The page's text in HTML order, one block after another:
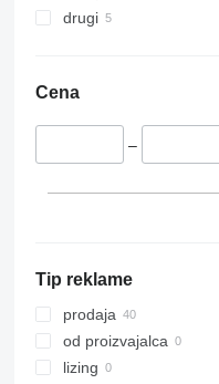
6320
5713
Danska
Romunija
drugi
Cena
–
Tip reklame
prodaja
od proizvajalca
lizing